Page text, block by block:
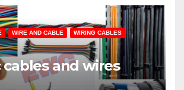
WIRE AND CABLE WIRING CABLES
cables and wires